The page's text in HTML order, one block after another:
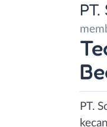
PT.